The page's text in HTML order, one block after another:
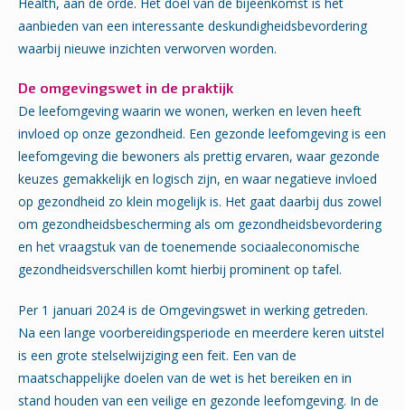
aanbieden van een interessante deskundigheidsbevordering
waarbij nieuwe inzichten verworven worden.
De omgevingswet in de praktijk
De leefomgeving waarin we wonen, werken en leven heeft
invloed op onze gezondheid. Een gezonde leefomgeving is een
leefomgeving die bewoners als prettig ervaren, waar gezonde
keuzes gemakkelijk en logisch zijn, en waar negatieve invloed
op gezondheid zo klein mogelijk is. Het gaat daarbij dus zowel
om gezondheidsbescherming als om gezondheidsbevordering
en het vraagstuk van de toenemende sociaaleconomische
gezondheidsverschillen komt hierbij prominent op tafel.
Per 1 januari 2024 is de Omgevingswet in werking getreden.
Na een lange voorbereidingsperiode en meerdere keren uitstel
is een grote stelselwijziging een feit. Een van de
maatschappelijke doelen van de wet is het bereiken en in
stand houden van een veilige en gezonde leefomgeving. In de